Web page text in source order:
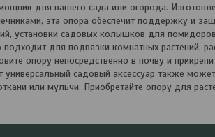
для вашего сада или огорода.
эта опора обеспечит поддержку и
установки садовых колышков для
для подвязки комнатных растений,
опору непосредственно в почву и
садовый аксессуар также
или мульчи. Приобретайте опору для